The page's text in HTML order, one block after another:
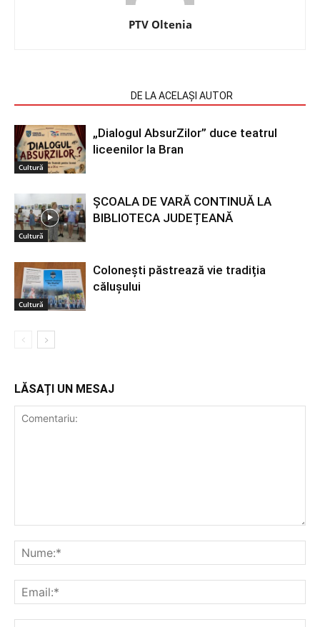
PTV Oltenia
DE LA ACELAȘI AUTOR
Cultură
„Dialogul AbsurZilor” duce teatrul
liceenilor la Bran
Cultură
ȘCOALA DE VARĂ CONTINUĂ LA
BIBLIOTECA JUDEȚEANĂ
Cultură
Colonești păstrează vie tradiția
călușului
LĂSAȚI UN MESAJ